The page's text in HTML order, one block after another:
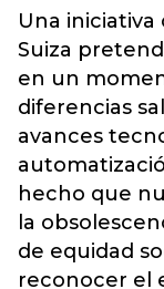
Una
Suiza
en un
diferencias
avances
hecho que
la
de equidad
reconocer el